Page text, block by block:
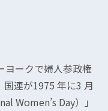
ヨークで婦人参政権
連が1975 年に3 月
Women’s Day）」